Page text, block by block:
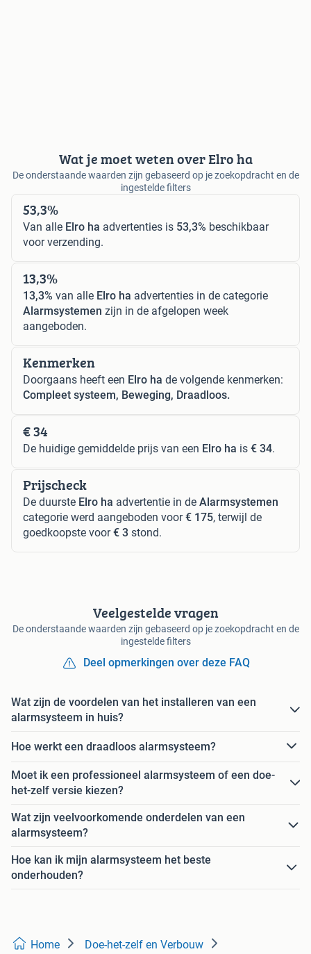
Wat je moet weten over Elro ha
De onderstaande waarden zijn gebaseerd op je zoekopdracht en de
ingestelde filters
53,3%
Van alle Elro ha advertenties is 53,3% beschikbaar
voor verzending.
13,3%
13,3% van alle Elro ha advertenties in de categorie
Alarmsystemen zijn in de afgelopen week
aangeboden.
Kenmerken
Doorgaans heeft een Elro ha de volgende kenmerken:
Compleet systeem, Beweging, Draadloos.
€ 34
De huidige gemiddelde prijs van een Elro ha is € 34.
Prijscheck
De duurste Elro ha advertentie in de Alarmsystemen
categorie werd aangeboden voor€ 175, terwijl de
goedkoopste voor€ 3 stond.
Veelgestelde vragen
De onderstaande waarden zijn gebaseerd op je zoekopdracht en de
ingestelde filters
Deel opmerkingen over deze FAQ
Wat zijn de voordelen van het installeren van een
alarmsysteem in huis?
Hoe werkt een draadloos alarmsysteem?
Moet ik een professioneel alarmsysteem of een doe-
het-zelf versie kiezen?
Wat zijn veelvoorkomende onderdelen van een
alarmsysteem?
Hoe kan ik mijn alarmsysteem het beste
onderhouden?
Home Doe-het-zelf en Verbouw